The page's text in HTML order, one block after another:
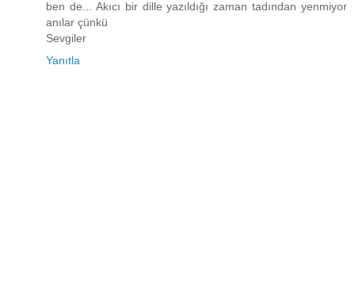
ben de... Akıcı bir dille yazıldığı zaman tadından yenmiyor
anılar çünkü
Sevgiler
Yanıtla